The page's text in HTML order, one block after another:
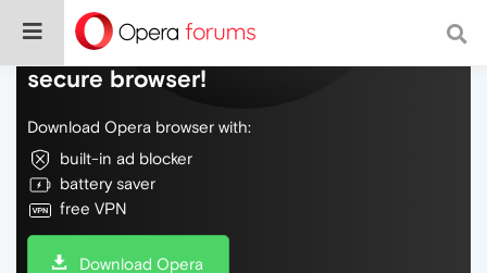
Do more on the web, with a fast and
secure browser!
Download Opera browser with:
built-in ad blocker
battery saver
free VPN
Download Opera